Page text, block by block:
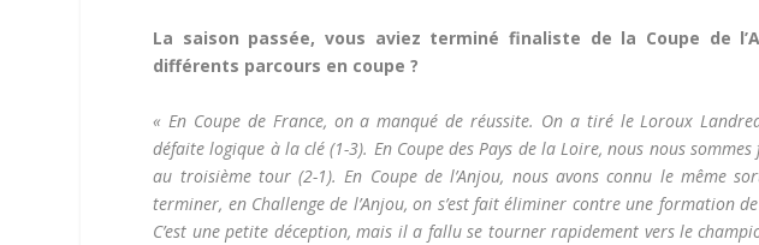
La saison passée, vous aviez terminé finaliste de la Coupe de
différents parcours en coupe ?
« En Coupe de France, on a manqué de réussite. On a tiré le Loroux
défaite logique à la clé (1-3). En Coupe des Pays de la Loire, nous nous
au troisième tour (2-1). En Coupe de l’Anjou, nous avons connu le même
terminer, en Challenge de l’Anjou, on s’est fait éliminer contre une formation
C’est une petite déception, mais il a fallu se tourner rapidement vers le